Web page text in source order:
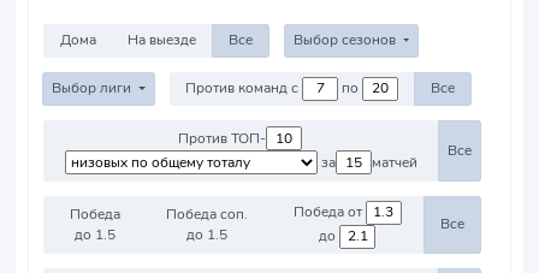
Дома На выезде Все Выбор сезонов
Выбор лиги Против команд с по Все
Против ТОП-
за
матчей
Все
Победа
до 1.5
Победа соп.
до 1.5
Победа от
до
Все